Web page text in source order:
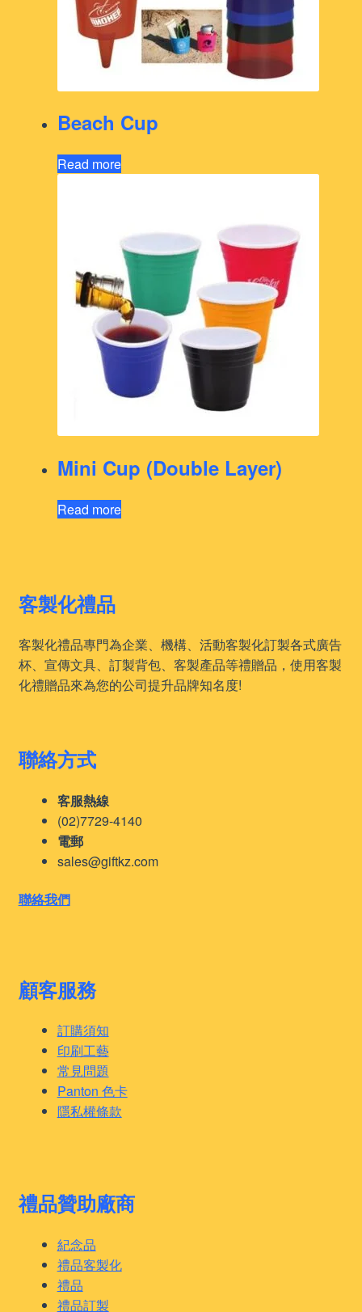
Beach Cup
Read more
Mini Cup (Double Layer)
Read more
客製化禮品
客製化禮品專門為企業、機構、活動客製化訂製各式廣告
杯、宣傳文具、訂製背包、客製產品等禮贈品，使用客製
化禮贈品來為您的公司提升品牌知名度!
聯絡方式
客服熱線
(02)7729-4140
電郵
sales@giftkz.com
聯絡我們
顧客服務
訂購須知
印刷工藝
常見問題
Panton 色卡
隱私權條款
禮品贊助廠商
紀念品
禮品客製化
禮品
禮品訂製